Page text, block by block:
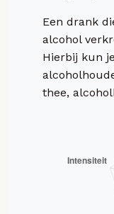
Een drank
alcohol
Hierbij kun
thee,